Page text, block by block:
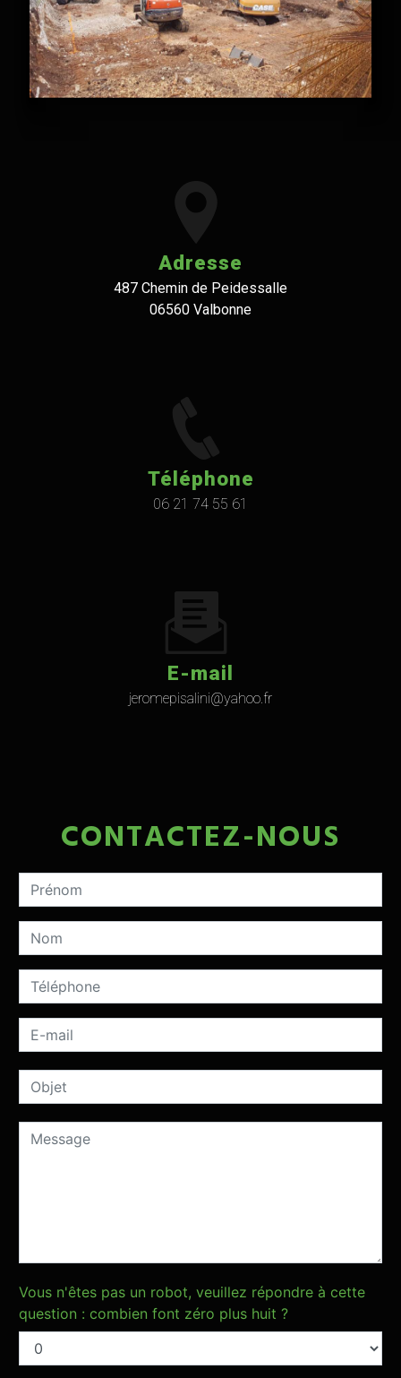
Adresse
487 Chemin de Peidessalle
06560 Valbonne
Téléphone
06 21 74 55 61
E-mail
jeromepisalini@yahoo.fr
CONTACTEZ-NOUS
Vous n'êtes pas un robot, veuillez répondre à cette
question : combien font zéro plus huit ?